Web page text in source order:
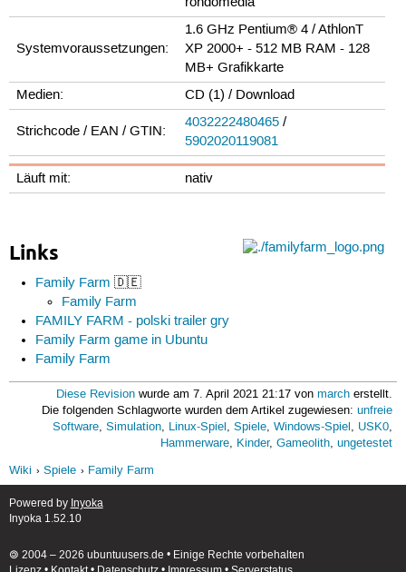
Systemvoraussetzungen:
1.6 GHz Pentium® 4 / AthlonT
XP 2000+ - 512 MB RAM - 128
MB+ Grafikkarte
Medien:
CD (1) / Download
Strichcode / EAN / GTIN:
4032222480465 /
5902020119081
Läuft mit: nativ
Links
Family Farm 🇩🇪
Family Farm
FAMILY FARM - polski trailer gry
Family Farm game in Ubuntu
Family Farm
Diese Revision wurde am 7. April 2021 21:17 vonmarch erstellt.
Die folgenden Schlagworte wurden dem Artikel zugewiesen:unfreie
Software,Simulation, Linux-Spiel ,Spiele,Windows-Spiel , USK0,
Hammerware, Kinder,Gameolith,ungetestet
Wiki
Spiele Family Farm
Powered by Inyoka
Inyoka 1.52.10
🄯 2004 – 2026 ubuntuusers.de • Einige Rechte vorbehalten